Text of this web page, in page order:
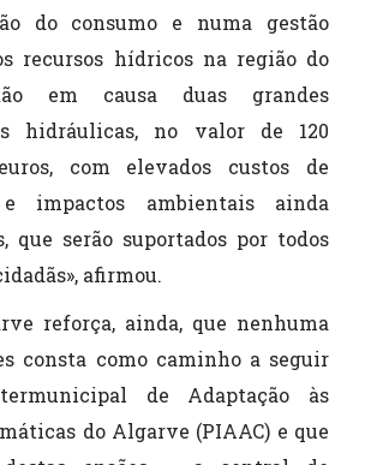
do consumo e numa gestão
recursos hídricos na região do
em causa duas grandes
hidráulicas, no valor de 120
com elevados custos de
e impactos ambientais ainda
que serão suportados por todos
afirmou.
reforça, ainda, que nenhuma
consta como caminho a seguir
de Adaptação às
do Algarve (PIAAC) e que